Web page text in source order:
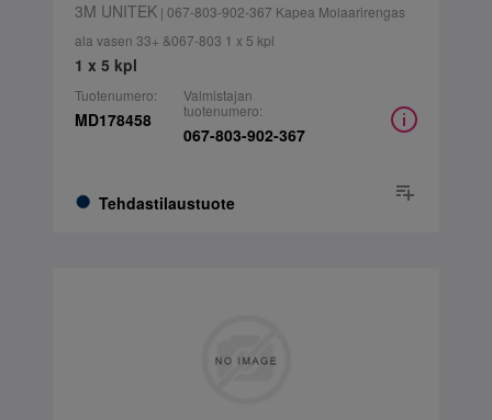
3M UNITEK| 067-803-902-367 Kapea Molaarirengas
ala vasen 33+ &067-803 1 x 5 kpl
1 x 5 kpl
Tuotenumero:
MD178458
Tehdastilaustuote
Valmistajan
tuotenumero:
067-803-902-367